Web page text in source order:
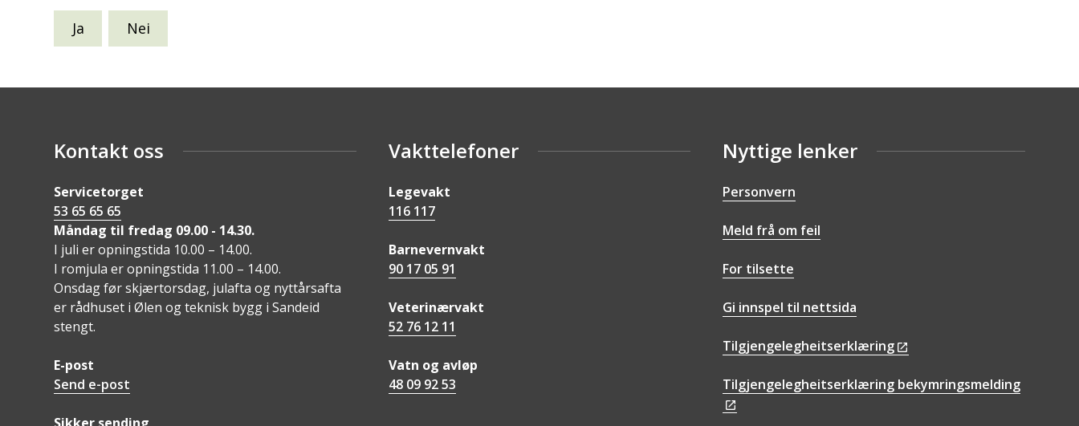
Ja Nei
Kontakt oss
Servicetorget
53 65 65 65
Måndag til fredag 09.00 - 14.30.
I juli er opningstida 10.00 – 14.00.
I romjula er opningstida 11.00 – 14.00.
Onsdag før skjærtorsdag, julafta og nyttårsafta
er rådhuset i Ølen og teknisk bygg i Sandeid
stengt.
E-post
Send e-post
Vakttelefoner
Legevakt
116 117
Barnevernvakt
90 17 05 91
Veterinærvakt
52 76 12 11
Vatn og avløp
48 09 92 53
Nyttige lenker
Personvern
Meld frå om feil
For tilsette
Gi innspel til nettsida
Tilgjengelegheitserklæring
Tilgjengelegheitserklæring bekymringsmelding